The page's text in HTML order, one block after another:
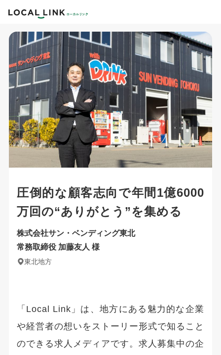
圧倒的な顧客志向で年間1億6000
万回の“ありがとう”を集める
株式会社サン・ベンディング東北
常務取締役 加藤友人 様
東北地方
「Local Link」は、地方にある魅力的な企業
や経営者の想いをストーリー形式で知ること
のできる求人メディアです。求人募集中の企